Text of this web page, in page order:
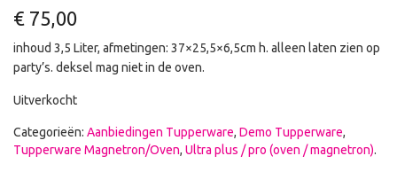
€ 75,00
inhoud 3,5 Liter, afmetingen: 37×25,5×6,5cm h. alleen laten zien op
party’s. deksel mag niet in de oven.
Uitverkocht
Categorieën: Aanbiedingen Tupperware, Demo Tupperware,
Tupperware Magnetron/Oven, Ultra plus / pro (oven / magnetron).